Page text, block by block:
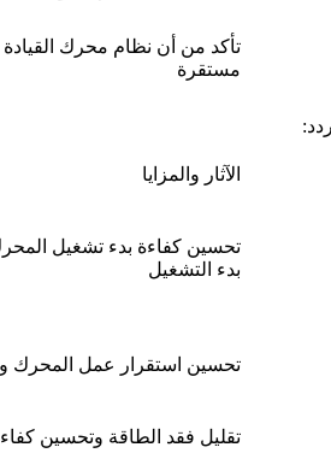
تأكد من أن نظام محرك
مستقرة
الآثار والمزايا
تحسين كفاءة بدء تشغيل
بدء التشغيل
تحسين استقرار عمل المحرك
تقليل فقد الطاقة وتحسين